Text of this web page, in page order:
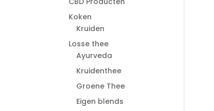
Koken
Kruiden
Losse thee
Ayurveda
Kruidenthee
Groene Thee
Eigen blends